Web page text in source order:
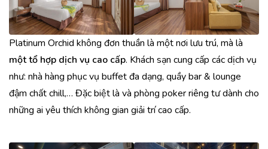
Platinum Orchid không đơn thuần là một nơi lưu trú, mà là
một tổ hợp dịch vụ cao cấp. Khách sạn cung cấp các dịch vụ
như: nhà hàng phục vụ buffet đa dạng, quầy bar & lounge
đậm chất chill,… Đặc biệt là và phòng poker riêng tư dành cho
những ai yêu thích không gian giải trí cao cấp.